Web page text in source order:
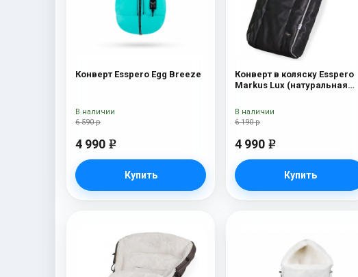
Конверт Esspero Egg Breeze
6 590 р
4 990 e
Купить
В наличии
Конверт в коляску Esspero
Markus Lux (натуральная
6 190 р
4 990 e
Купить
В наличии